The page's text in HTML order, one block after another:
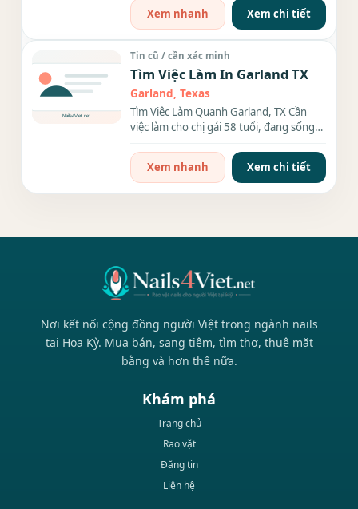
Xem nhanh
Xem chi tiết
Tin cũ / cần xác minh
Tìm Việc Làm In Garland TX
Garland, Texas
Tìm Việc Làm Quanh Garland, TX Cần
việc làm cho chị gái 58 tuổi, đang sống
Xem nhanh
Xem chi tiết
Nơi kết nối cộng đồng người Việt trong ngành nails
tại Hoa Kỳ. Mua bán, sang tiệm, tìm thợ, thuê mặt
bằng và hơn thế nữa.
Khám phá
Trang chủ
Rao vặt
Đăng tin
Liên hệ